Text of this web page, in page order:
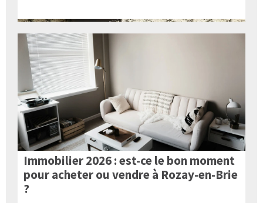
Immobilier 2026 : est-ce le bon moment
pour acheter ou vendre à Rozay-en-Brie
?